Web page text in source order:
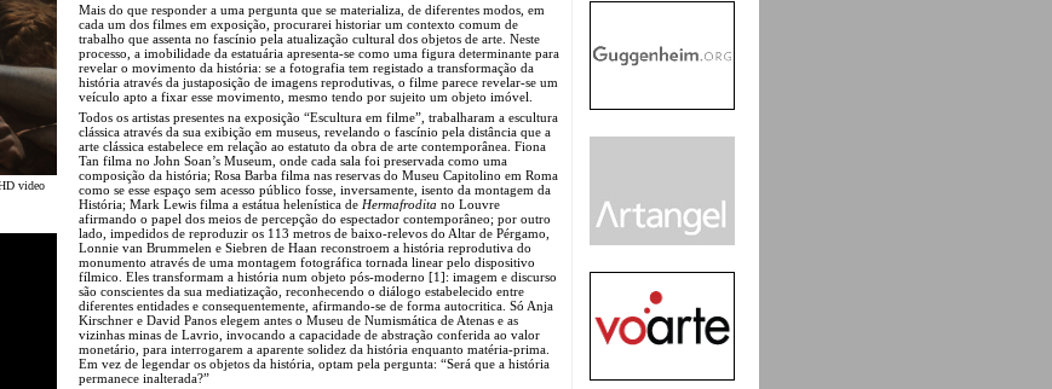
video
Mais do que responder a uma pergunta que se materializa, de diferentes modos, em
cada um dos filmes em exposição, procurarei historiar um contexto comum de
trabalho que assenta no fascínio pela atualização cultural dos objetos de arte. Neste
processo, a imobilidade da estatuária apresenta-se como uma figura determinante para
revelar o movimento da história: se a fotografia tem registado a transformação da
história através da justaposição de imagens reprodutivas, o filme parece revelar-se um
veículo apto a fixar esse movimento, mesmo tendo por sujeito um objeto imóvel.
Todos os artistas presentes na exposição “Escultura em filme”, trabalharam a escultura
clássica através da sua exibição em museus, revelando o fascínio pela distância que a
arte clássica estabelece em relação ao estatuto da obra de arte contemporânea. Fiona
Tan filma no John Soan’s Museum, onde cada sala foi preservada como uma
composição da história; Rosa Barba filma nas reservas do Museu Capitolino em Roma
como se esse espaço sem acesso público fosse, inversamente, isento da montagem da
História; Mark Lewis filma a estátua helenística de Hermafrodita no Louvre
afirmando o papel dos meios de percepção do espectador contemporâneo; por outro
lado, impedidos de reproduzir os 113 metros de baixo-relevos do Altar de Pérgamo,
Lonnie van Brummelen e Siebren de Haan reconstroem a história reprodutiva do
monumento através de uma montagem fotográfica tornada linear pelo dispositivo
fílmico. Eles transformam a história num objeto pós-moderno [1]: imagem e discurso
são conscientes da sua mediatização, reconhecendo o diálogo estabelecido entre
diferentes entidades e consequentemente, afirmando-se de forma autocritica. Só Anja
Kirschner e David Panos elegem antes o Museu de Numismática de Atenas e as
vizinhas minas de Lavrio, invocando a capacidade de abstração conferida ao valor
monetário, para interrogarem a aparente solidez da história enquanto matéria-prima.
Em vez de legendar os objetos da história, optam pela pergunta: “Será que a história
permanece inalterada?”